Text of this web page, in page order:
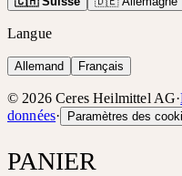
Langue
Allemand Français
©2026 Ceres Heilmittel AG·
données· Paramètres des
PANIER